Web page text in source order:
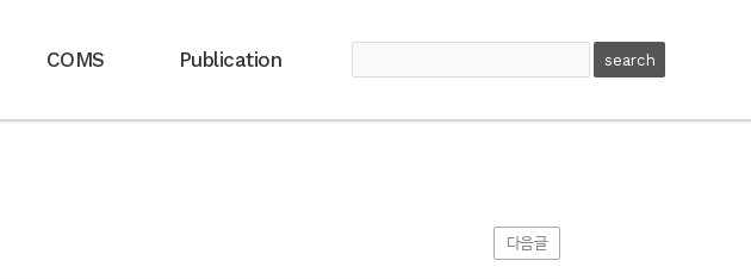
COMS Publication
다음글